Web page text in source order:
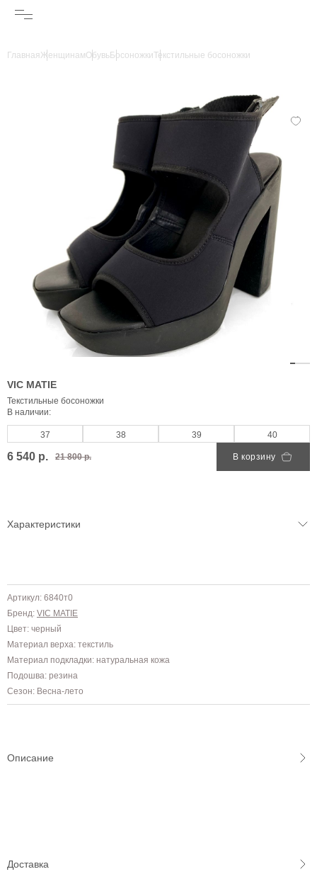
ГлавнаяЖенщинамОбувьБосоножкиТекстильные босоножки
VIC MATIE
Текстильные босоножки
В наличии:
37 38 39 40
6 540 р. 21 800 р. В корзину
Характеристики
Артикул: 6840т0
Бренд: VIC MATIE
Цвет: черный
Материал верха: текстиль
Материал подкладки: натуральная кожа
Подошва: резина
Сезон: Весна-лето
Описание
Доставка